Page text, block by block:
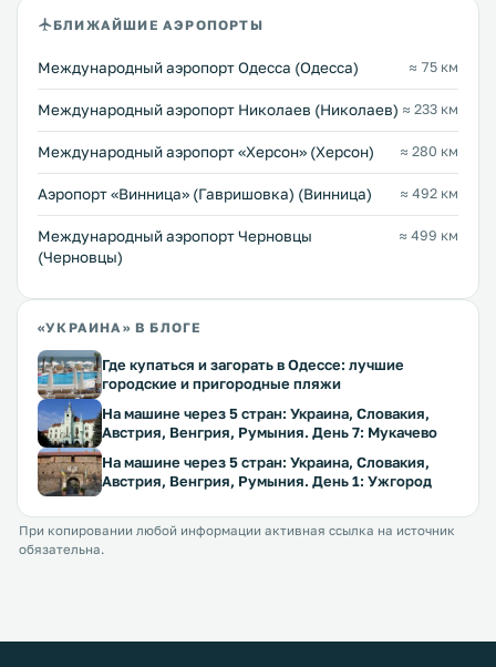
БЛИЖАЙШИЕ АЭРОПОРТЫ
Международный аэропорт Одесса (Одесса) ≈ 75 км
Международный аэропорт Николаев (Николаев) ≈ 233 км
Международный аэропорт «Херсон» (Херсон) ≈ 280 км
Аэропорт «Винница» (Гавришовка) (Винница) ≈ 492 км
Международный аэропорт Черновцы
(Черновцы)
≈ 499 км
«УКРАИНА» В БЛОГЕ
Где купаться и загорать в Одессе: лучшие
городские и пригородные пляжи
На машине через 5 стран: Украина, Словакия,
Австрия, Венгрия, Румыния. День 7: Мукачево
На машине через 5 стран: Украина, Словакия,
Австрия, Венгрия, Румыния. День 1: Ужгород
При копировании любой информации активная ссылка на источник
обязательна.